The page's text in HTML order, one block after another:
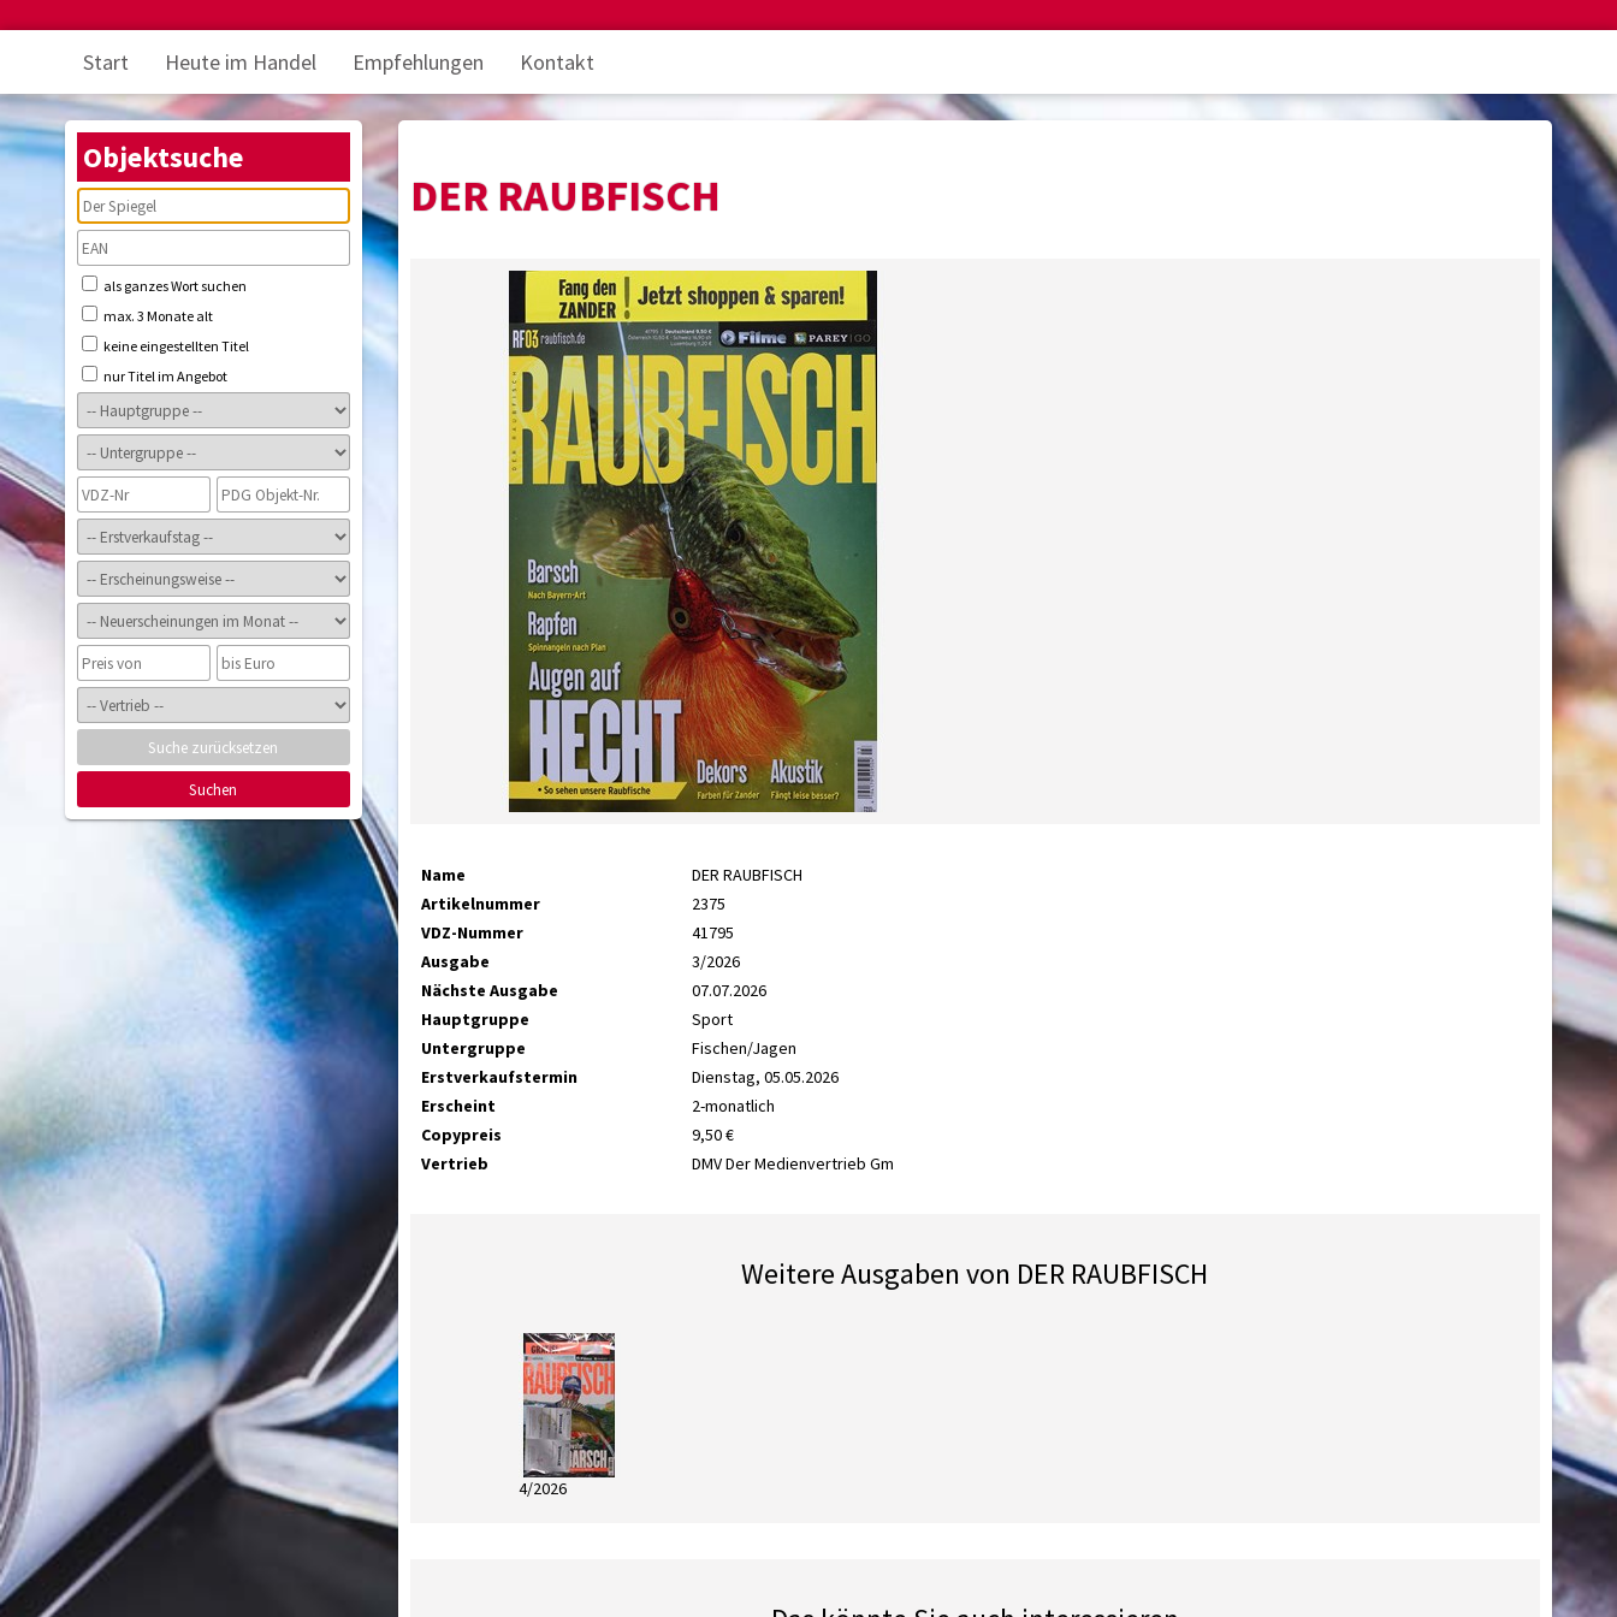
Start Heute im Handel Empfehlungen Kontakt
Objektsuche
als ganzes Wort suchen
max. 3 Monate alt
keine eingestellten Titel
nur Titel im Angebot
Suche zurücksetzen
Suchen
DER RAUBFISCH
Name
DER RAUBFISCH
Artikelnummer
2375
VDZ-Nummer
41795
Ausgabe
3/2026
Nächste Ausgabe
07.07.2026
Hauptgruppe
Sport
Untergruppe
Fischen/Jagen
Erstverkaufstermin
Dienstag, 05.05.2026
Erscheint
2-monatlich
Copypreis
9,50 €
Vertrieb
DMV Der Medienvertrieb Gm
Weitere Ausgaben von DER RAUBFISCH
4/2026